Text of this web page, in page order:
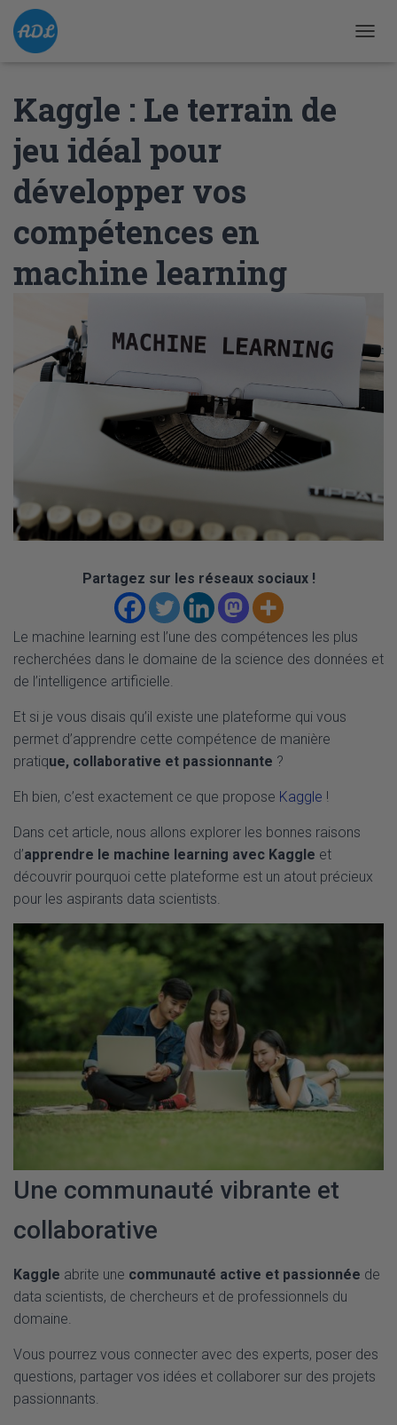
N
Kaggle : Le terrain de
jeu idéal pour
développer vos
compétences en
machine learning
Partagez sur les réseaux sociaux !
Le machine learning est l’une des compétences les plus
recherchées dans le domaine de la science des données et
de l’intelligence artificielle.
Et si je vous disais qu’il existe une plateforme qui vous
permet d’apprendre cette compétence de manière
pratique, collaborative et passionnante ?
Eh bien, c’est exactement ce que propose Kaggle !
Dans cet article, nous allons explorer les bonnes raisons
d’apprendre le machine learning avec Kaggle et
découvrir pourquoi cette plateforme est un atout précieux
pour les aspirants data scientists.
Une communauté vibrante et
collaborative
Kaggle abrite une communauté active et passionnée de
data scientists, de chercheurs et de professionnels du
domaine.
Vous pourrez vous connecter avec des experts, poser des
questions, partager vos idées et collaborer sur des projets
passionnants.